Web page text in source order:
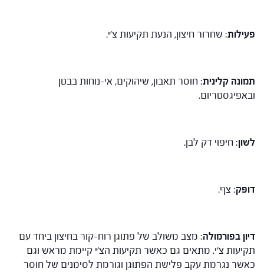
פעילות: שחרור חיצון, הנעת תקיעות צ'י.
תמונה קלינית: חוסר תאבון, שיהוקים, אי-נוחות בבטן
ובאפיגסטריום.
לשון: חיפוי דק לבן.
דופק: צף.
דיון בפורמולה: מצב משולב של פתוגן רוח-קור בחיצון ביחד עם
תקיעות צ'י. מתאים גם כאשר תקיעות הצ'י קיימת מראש וגם
כאשר נגרמת עקב פלישת הפתוגן וגורמת לסימנים של חוסר